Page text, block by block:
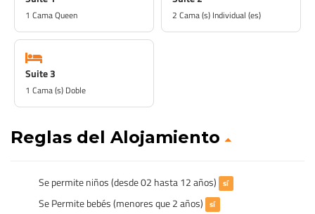
1 Cama Queen 2 Cama (s) Individual (es)
Suite 3
1 Cama (s) Doble
Reglas del Alojamiento
Se permite niños (desde 02 hasta 12 años) sí
Se Permite bebés (menores que 2 años) sí